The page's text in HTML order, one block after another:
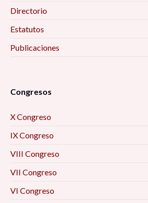
Directorio
Estatutos
Publicaciones
Congresos
X Congreso
IX Congreso
VIII Congreso
VII Congreso
VI Congreso